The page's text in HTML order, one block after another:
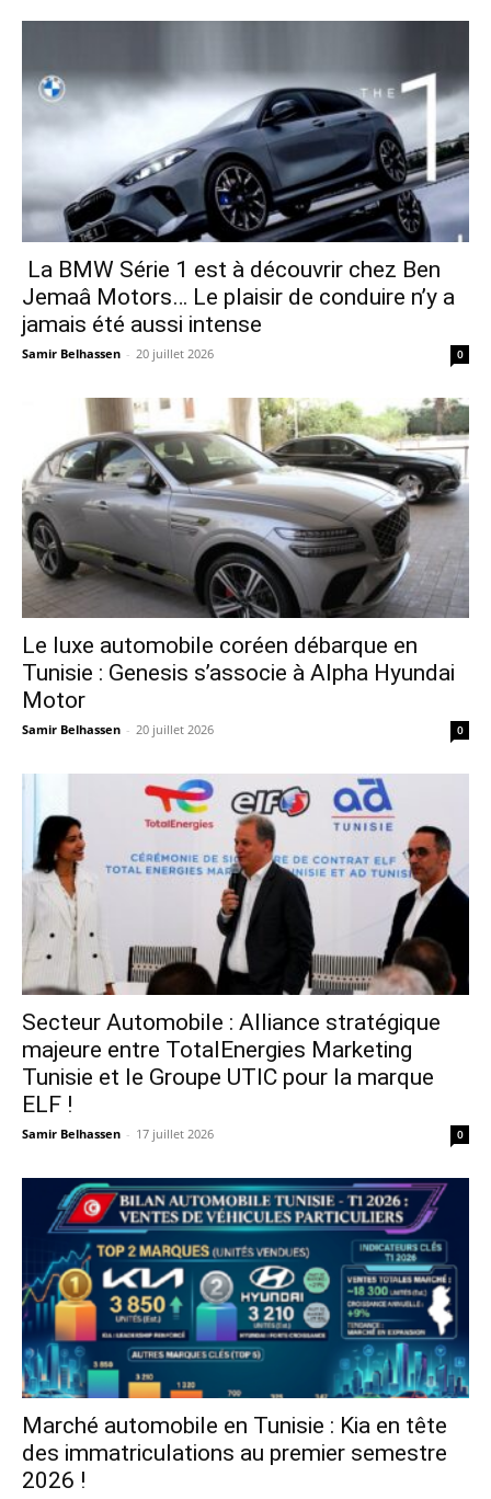
La BMW Série 1 est à découvrir chez Ben
Jemaâ Motors… Le plaisir de conduire n’y a
jamais été aussi intense
Samir Belhassen - 20 juillet 2026 0
Le luxe automobile coréen débarque en
Tunisie : Genesis s’associe à Alpha Hyundai
Motor
Samir Belhassen - 20 juillet 2026 0
Secteur Automobile : Alliance stratégique
majeure entre TotalEnergies Marketing
Tunisie et le Groupe UTIC pour la marque
ELF !
Samir Belhassen - 17 juillet 2026 0
Marché automobile en Tunisie : Kia en tête
des immatriculations au premier semestre
2026 !